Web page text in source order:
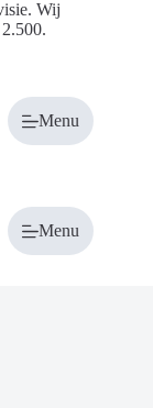
Wij
Over ons
Menu
Menu